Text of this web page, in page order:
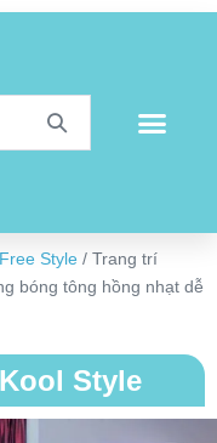
Style / Trang trí
bóng tông hồng nhạt dễ
Style